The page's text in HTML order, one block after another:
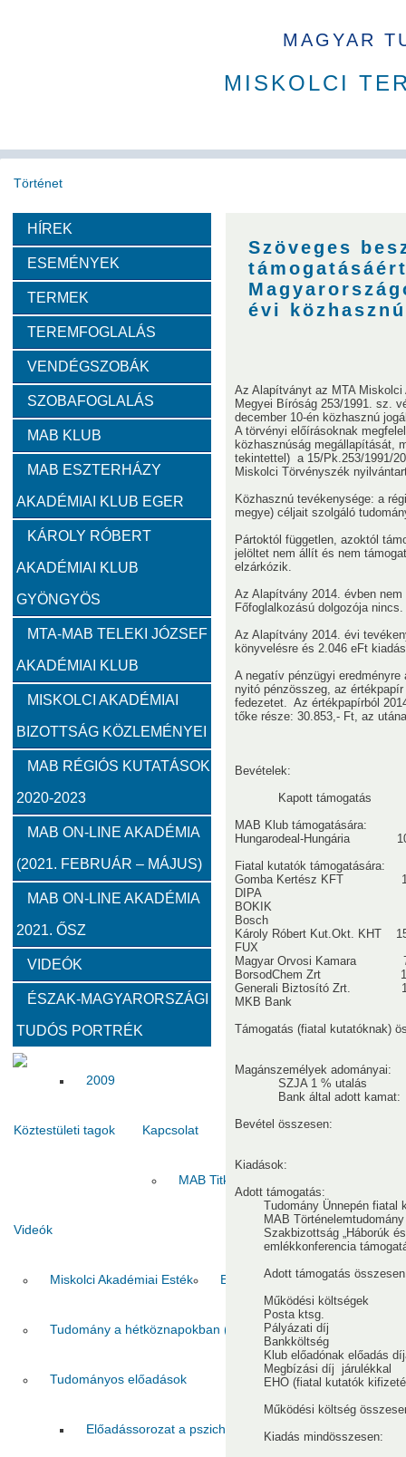
MAGYAR
MISKOLCI
Történet
Köszöntő
Díjazottak
Tudós arcképek
Csókás János Geleji Sándor Sályi István
Zambó János Takács Ernő
Választott vezetők Akadémikusok Nem akadémikus
Közérdekű információk
SZMSZ
Alapítvány
2012 2011 2010
Közgyűlések
2020 2019 2018
Határon túli kapcsolatok (beszámolók)
2020 2017 2016 2015
2009
Köztestületi tagok Kapcsolat
MAB Titkárság
Videók
Miskolci Akadémiai Esték Egri Akadémiai Esték
Tudomány a hétköznapokban (MITV) Tudomány a
Tudományos előadások
Előadássorozat a pszichológiai kutatások köréből 2022.
HÍREK
ESEMÉNYEK
TERMEK
TEREMFOGLALÁS
VENDÉGSZOBÁK
SZOBAFOGLALÁS
MAB KLUB
MAB ESZTERHÁZY
AKADÉMIAI KLUB EGER
KÁROLY RÓBERT
AKADÉMIAI KLUB
GYÖNGYÖS
MTA-MAB TELEKI JÓZSEF
AKADÉMIAI KLUB
MISKOLCI AKADÉMIAI
BIZOTTSÁG KÖZLEMÉNYEI
MAB RÉGIÓS KUTATÁSOK
2020-2023
MAB ON-LINE AKADÉMIA
(2021. FEBRUÁR – MÁJUS)
MAB ON-LINE AKADÉMIA
2021. ŐSZ
VIDEÓK
ÉSZAK-MAGYARORSZÁGI
TUDÓS PORTRÉK
Szöveges
évi
Az Alapítványt az MTA
Megyei Bíróság 253/1991. sz.
december 10-én közhasznú
A törvényi előírásoknak
közhasznúság megállapítását,
tekintettel) a 15/Pk.253/1991/
Miskolci Törvényszék
Közhasznú tevékenysége: a
megye) céljait szolgáló
Pártoktól független, azoktól
jelöltet nem állít és nem
elzárkózik.
Az Alapítvány 2014. évben
Főfoglalkozású dolgozója nincs.
Az Alapítvány 2014. évi
könyvelésre és 2.046 eFt
A negatív pénzügyi
nyitó pénzösszeg, az
fedezetet. Az értékpapírból
tőke része: 30.853,- Ft, az
Bevételek:
Kapott támogatás
MAB Klub támogatására:
Hungarodeal-Hungária
Fiatal kutatók támogatására:
Gomba Kertész KFT
DIPA
BOKIK
Bosch
Károly Róbert Kut.Okt. KHT
FUX
Magyar Orvosi Kamara
BorsodChem Zrt
Generali Biztosító Zrt.
MKB Bank
Támogatás (fiatal kutatóknak)
Magánszemélyek
SZJA 1 %
Bank által adott
Bevétel
Kiadások:
Adott támogatás:
Tudomány Ünnepén fiatal
MAB Történelemtudomány
Szakbizottság „Háborúk és
emlékkonferencia
Adott támogatás
Működési költségek
Posta
Klub előadónak
Megbízási díj
EHO (fiatal kutatók
Működési költség
Kiadás